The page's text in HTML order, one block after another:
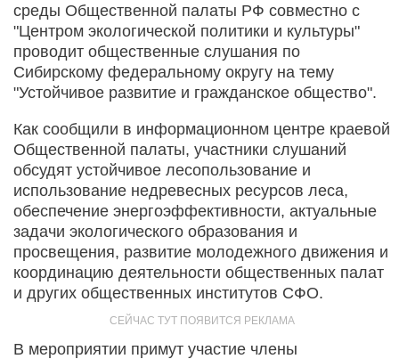
среды Общественной палаты РФ совместно с
"Центром экологической политики и культуры"
проводит общественные слушания по
Сибирскому федеральному округу на тему
"Устойчивое развитие и гражданское общество".
Как сообщили в информационном центре краевой
Общественной палаты, участники слушаний
обсудят устойчивое лесопользование и
использование недревесных ресурсов леса,
обеспечение энергоэффективности, актуальные
задачи экологического образования и
просвещения, развитие молодежного движения и
координацию деятельности общественных палат
и других общественных институтов СФО.
В мероприятии примут участие члены